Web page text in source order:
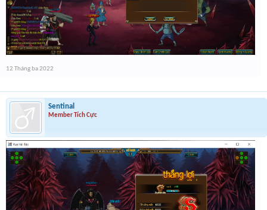
12 Tháng ba 2022
Sentinal
Member Tích Cực